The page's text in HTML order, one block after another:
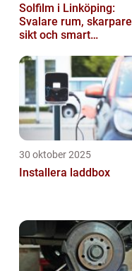
Solfilm i Linköping:
Svalare rum, skarpare
sikt och smart
30 oktober 2025
Installera laddbox